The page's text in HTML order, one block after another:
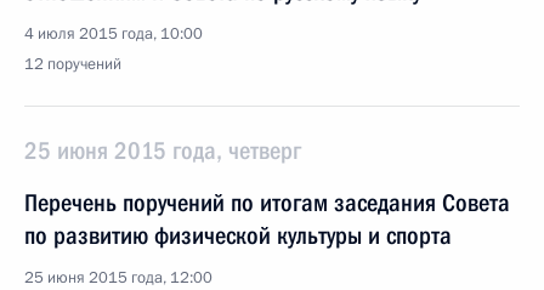
4 июля 2015 года, 10:00
12 поручений
25 июня 2015 года, четверг
Перечень поручений по итогам заседания Совета
по развитию физической культуры и спорта
25 июня 2015 года, 12:00